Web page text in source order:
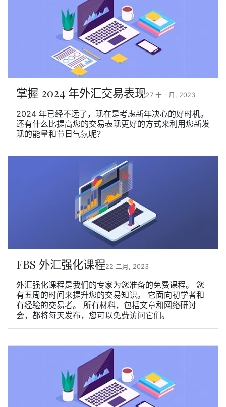
掌握 2024 年外汇交易表现27 十一月, 2023
2024 年已经不远了，现在是考虑新年决心的好时机。
还有什么比提高您的交易表现更好的方式来利用您新发
现的能量和节日气氛呢？
FBS 外汇强化课程22 二月, 2023
外汇强化课程是我们的专家为您准备的免费课程。 您
有五周的时间来提升您的交易知识。 它面向初学者和
有经验的交易者。 所有材料，包括文章和网络研讨
会，都将每天发布，您可以免费访问它们。